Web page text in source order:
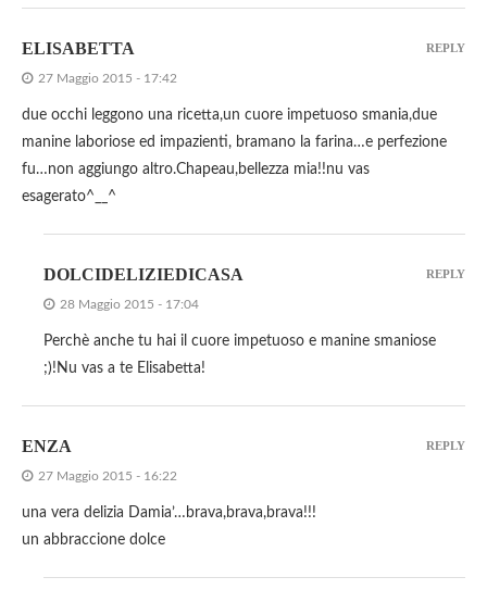
ELISABETTA
27 Maggio 2015 - 17:42
due occhi leggono una ricetta,un cuore impetuoso smania,due
manine laboriose ed impazienti, bramano la farina…e perfezione
fu…non aggiungo altro.Chapeau,bellezza mia!!nu vas
esagerato^__^
REPLY
DOLCIDELIZIEDICASA
28 Maggio 2015 - 17:04
Perchè anche tu hai il cuore impetuoso e manine smaniose
;)!Nu vas a te Elisabetta!
REPLY
ENZA
27 Maggio 2015 - 16:22
una vera delizia Damia’…brava,brava,brava!!!
un abbraccione dolce
REPLY